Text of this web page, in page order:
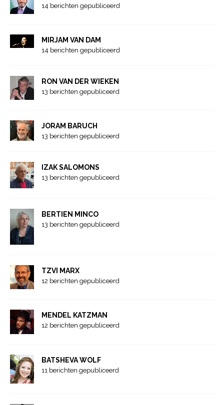
14 berichten gepubliceerd
MIRJAM VAN DAM
14 berichten gepubliceerd
RON VAN DER WIEKEN
13 berichten gepubliceerd
JORAM BARUCH
13 berichten gepubliceerd
IZAK SALOMONS
13 berichten gepubliceerd
BERTIEN MINCO
13 berichten gepubliceerd
TZVI MARX
12 berichten gepubliceerd
MENDEL KATZMAN
12 berichten gepubliceerd
BATSHEVA WOLF
11 berichten gepubliceerd